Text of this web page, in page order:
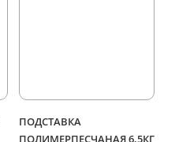
ПОДСТАВКА
ПОЛИМЕРПЕСЧАНАЯ 6,5КГ